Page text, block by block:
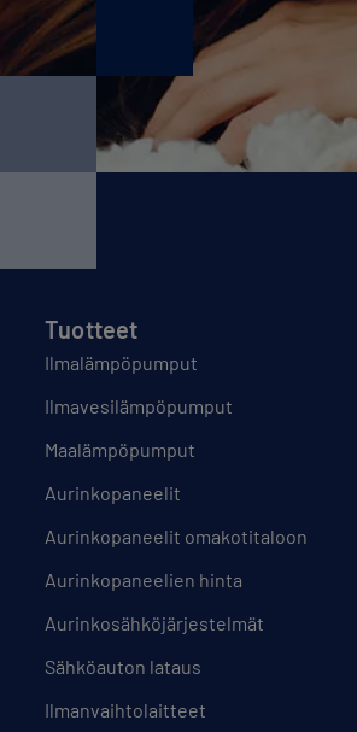
Tuotteet
Ilmalämpöpumput
Ilmavesilämpöpumput
Maalämpöpumput
Aurinkopaneelit
Aurinkopaneelit omakotitaloon
Aurinkopaneelien hinta
Aurinkosähköjärjestelmät
Sähköauton lataus
Ilmanvaihtolaitteet